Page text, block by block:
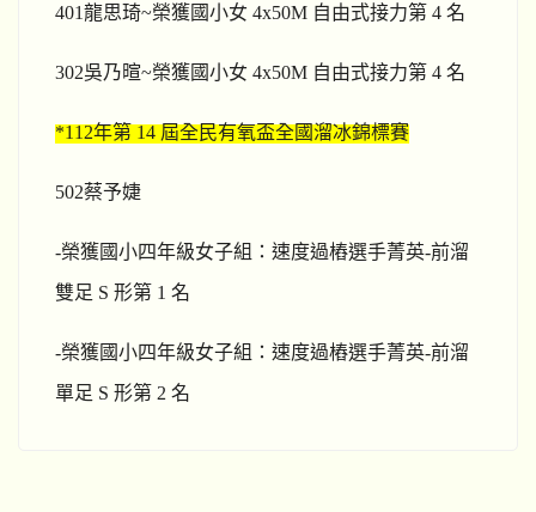
401龍思琦~榮獲國小女 4x50M 自由式接力第 4 名
302吳乃暄~榮獲國小女 4x50M 自由式接力第 4 名
*112年第 14 屆全民有氧盃全國溜冰錦標賽
502蔡予婕
-榮獲國小四年級女子組：速度過樁選手菁英-前溜
雙足 S 形第 1 名
-榮獲國小四年級女子組：速度過樁選手菁英-前溜
單足 S 形第 2 名